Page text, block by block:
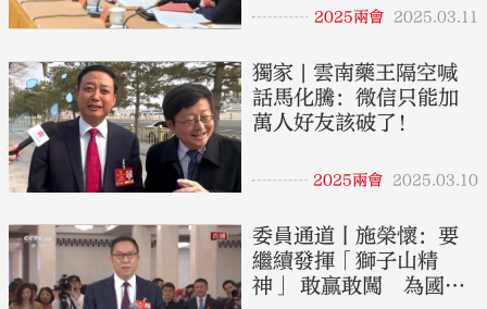
2025兩會 2025.03.11
獨家 | 雲南藥王隔空喊
話馬化騰：微信只能加
萬人好友該破了！
2025兩會 2025.03.10
委員通道丨施榮懷：要
繼續發揮「獅子山精
神」 敢贏敢闖 為國家